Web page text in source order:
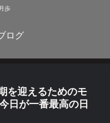
歩
ログ
を迎えるためのモ
日が一番最高の日